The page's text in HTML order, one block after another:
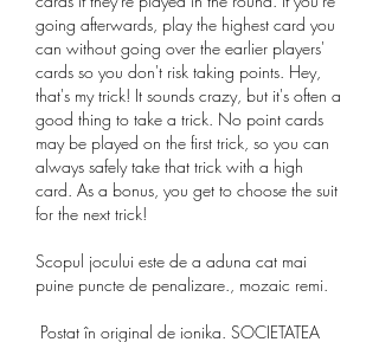
going afterwards, play the highest card you
can without going over the earlier players'
cards so you don't risk taking points. Hey,
that's my trick! It sounds crazy, but it's often a
good thing to take a trick. No point cards
may be played on the first trick, so you can
always safely take that trick with a high
card. As a bonus, you get to choose the suit
for the next trick!
Scopul jocului este de a aduna cat mai
puine puncte de penalizare., mozaic remi.